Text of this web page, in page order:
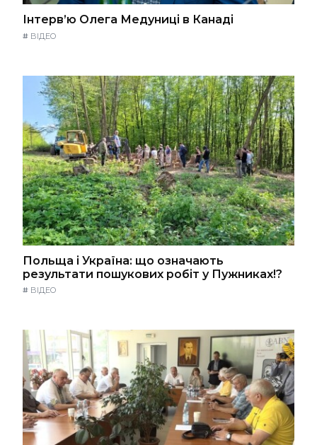
Інтерв’ю Олега Медуниці в Канаді
# ВІДЕО
Польща і Україна: що означають
результати пошукових робіт у Пужниках!?
# ВІДЕО